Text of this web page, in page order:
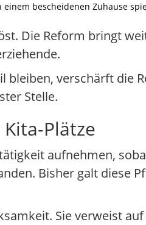
bescheidenen Zuhause
Die Reform bringt
bleiben, verschärft die
Stelle.
Plätze
aufnehmen,
Bisher galt diese
Sie verweist